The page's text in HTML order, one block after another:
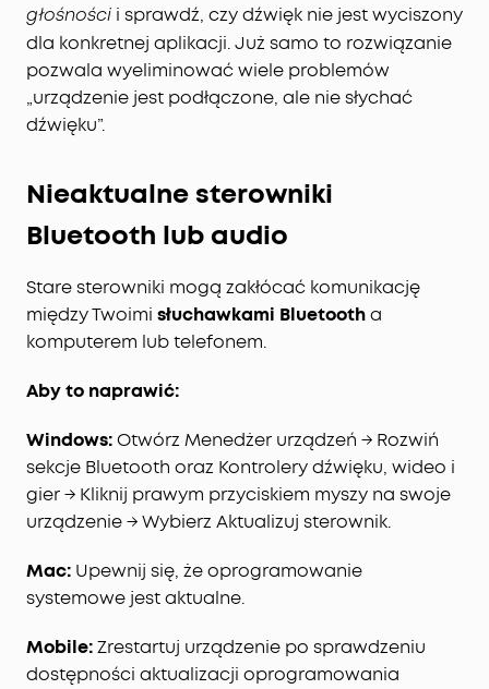
głośności i sprawdź, czy dźwięk nie jest wyciszony
dla konkretnej aplikacji. Już samo to rozwiązanie
pozwala wyeliminować wiele problemów
„urządzenie jest podłączone, ale nie słychać
dźwięku”.
Nieaktualne sterowniki
Bluetooth lub audio
Stare sterowniki mogą zakłócać komunikację
między Twoimi słuchawkami Bluetootha
komputerem lub telefonem.
Aby to naprawić:
Windows:Otwórz Menedżer urządzeń → Rozwiń
sekcje Bluetooth oraz Kontrolery dźwięku, wideo i
gier → Kliknij prawym przyciskiem myszy na swoje
urządzenie → Wybierz Aktualizuj sterownik.
Mac: Upewnij się, że oprogramowanie
systemowe jest aktualne.
Mobile:Zrestartuj urządzenie po sprawdzeniu
dostępności aktualizacji oprogramowania